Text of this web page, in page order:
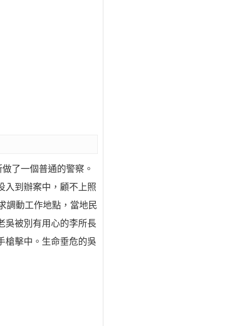
了一個普通的警察。
入到辦案中，顧不上照
調動工作地點，當地民
吳被別有用心的李所長
槍擊中。生命垂危的吳